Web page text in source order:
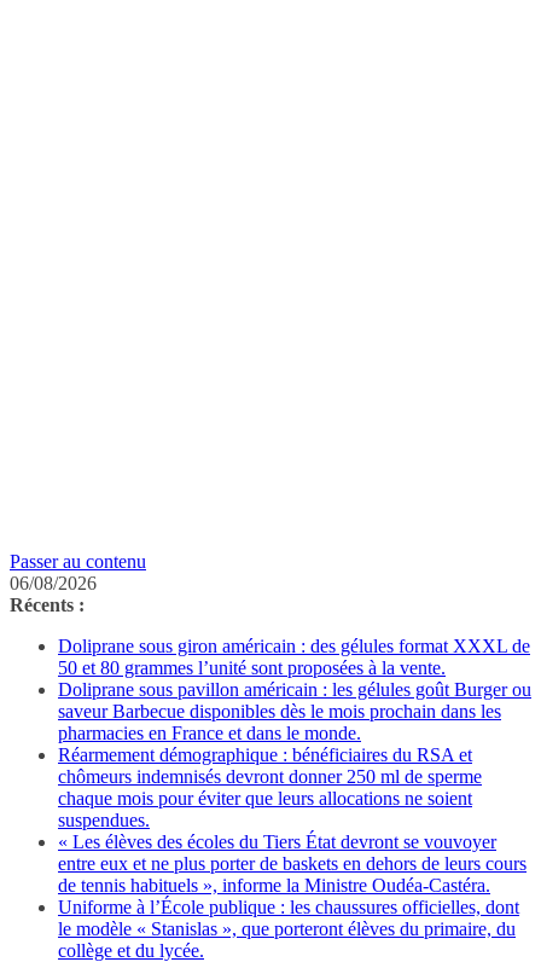
Passer au contenu
06/08/2026
Récents :
Doliprane sous giron américain : des gélules format XXXL de
50 et 80 grammes l’unité sont proposées à la vente.
Doliprane sous pavillon américain : les gélules goût Burger ou
saveur Barbecue disponibles dès le mois prochain dans les
pharmacies en France et dans le monde.
Réarmement démographique : bénéficiaires du RSA et
chômeurs indemnisés devront donner 250 ml de sperme
chaque mois pour éviter que leurs allocations ne soient
suspendues.
« Les élèves des écoles du Tiers État devront se vouvoyer
entre eux et ne plus porter de baskets en dehors de leurs cours
de tennis habituels », informe la Ministre Oudéa-Castéra.
Uniforme à l’École publique : les chaussures officielles, dont
le modèle « Stanislas », que porteront élèves du primaire, du
collège et du lycée.